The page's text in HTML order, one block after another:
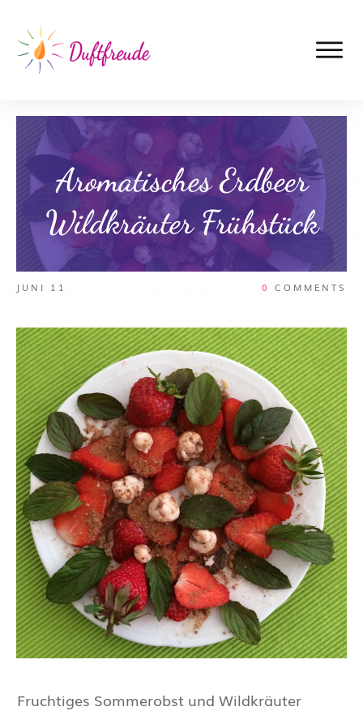
Aromatisches Erdbeer
Wildkräuter Frühstück
JUNI 11 0 COMMENTS
Fruchtiges Sommerobst und Wildkräuter